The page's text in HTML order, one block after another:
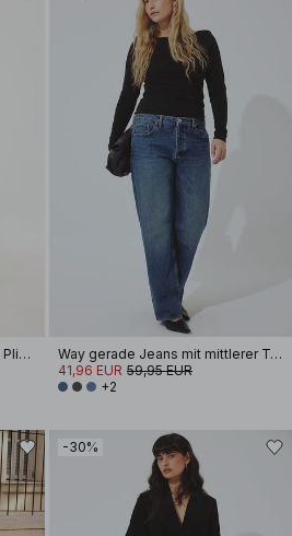
Jeans mit niedriger Taille und Plissee-Details
Way gerade Jeans mit mittlerer Taille
41,96 EUR 59,95 EUR
+2
-30%